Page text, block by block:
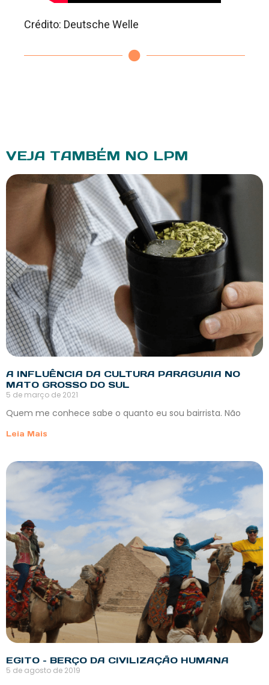
Crédito: Deutsche Welle
VEJA TAMBÉM NO LPM
A INFLUÊNCIA DA CULTURA PARAGUAIA NO
MATO GROSSO DO SUL
5 de março de 2021
Quem me conhece sabe o quanto eu sou bairrista. Não
Leia Mais
EGITO – BERÇO DA CIVILIZAÇÃO HUMANA
5 de agosto de 2019